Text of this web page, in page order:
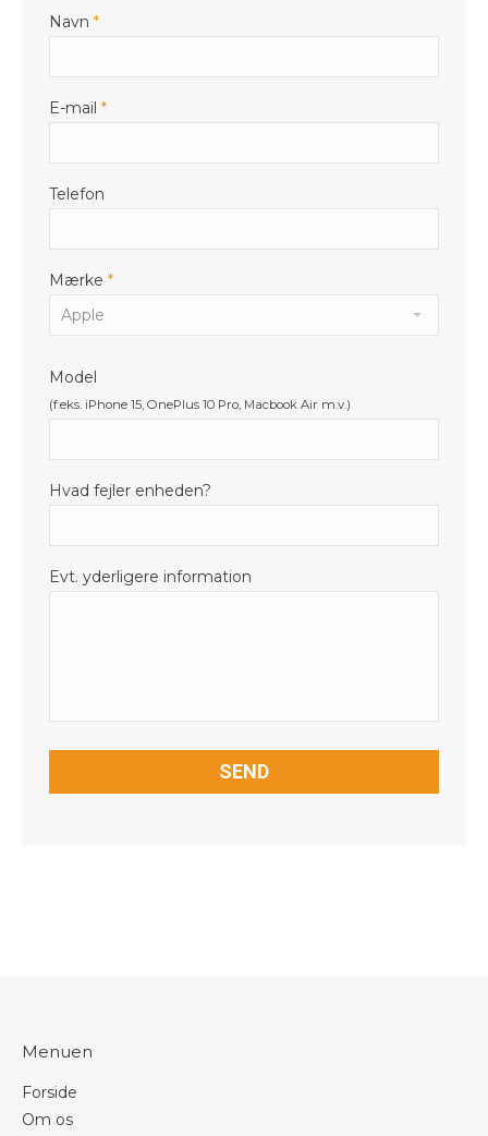
Navn *
E-mail *
Telefon
Mærke *
Model
(f.eks. iPhone 15, OnePlus 10 Pro, Macbook Air m.v.)
Hvad fejler enheden?
Evt. yderligere information
Menuen
Forside
Om os